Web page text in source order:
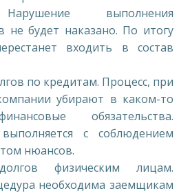
выполнения
не будет наказано. По итогу
входить в состав
по кредитам. Процесс, при
убирают в каком-то
обязательства.
с соблюдением
нюансов.
физическим лицам.
необходима заемщикам